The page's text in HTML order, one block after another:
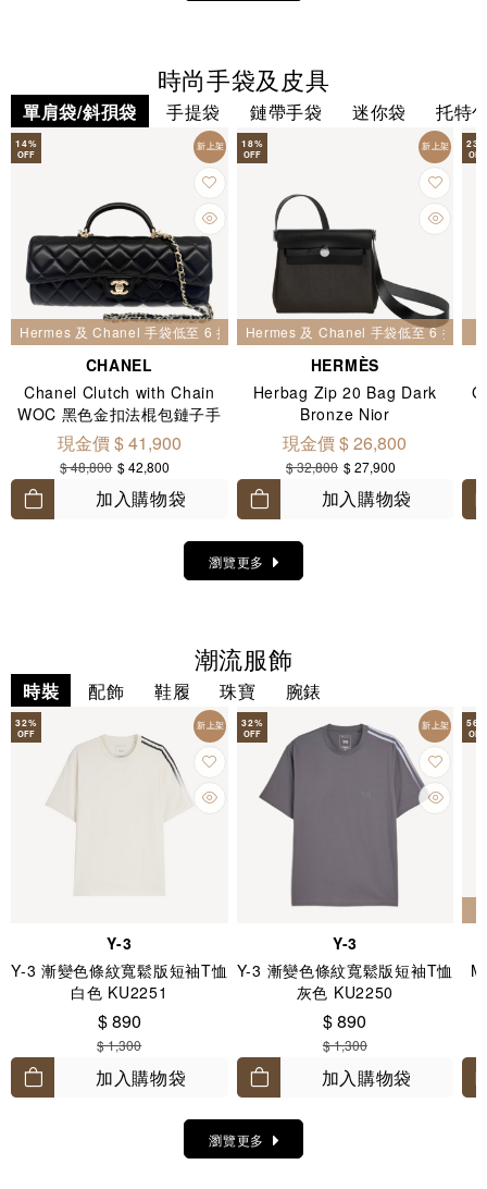
時尚手袋及皮具
單肩袋/斜孭袋 手提袋 鏈帶手袋 迷你袋 托特
14%
OFF
新上架
Hermes 及 Chanel 手袋低至 6 折
CHANEL
Chanel Clutch with Chain
WOC 黑色金扣法棍包鏈子手
拿包 AP5280
現金價 $ 41,900
$ 48,800 $ 42,800
加入購物袋
18%
OFF
新上架
Hermes 及 Chanel 手袋低至 6 折
HERMÈS
Herbag Zip 20 Bag Dark
Bronze Nior
現金價 $ 26,800
$ 32,800 $ 27,900
加入購物袋
23
OFF
瀏覽更多
潮流服飾
時裝 配飾 鞋履 珠寶 腕錶
32%
OFF
新上架
Y-3
Y-3 漸變色條紋寬鬆版短袖T恤
白色 KU2251
$ 890
$ 1,300
加入購物袋
32%
OFF
新上架
Y-3
Y-3 漸變色條紋寬鬆版短袖T恤
灰色 KU2250
$ 890
$ 1,300
加入購物袋
56
OFF
瀏覽更多